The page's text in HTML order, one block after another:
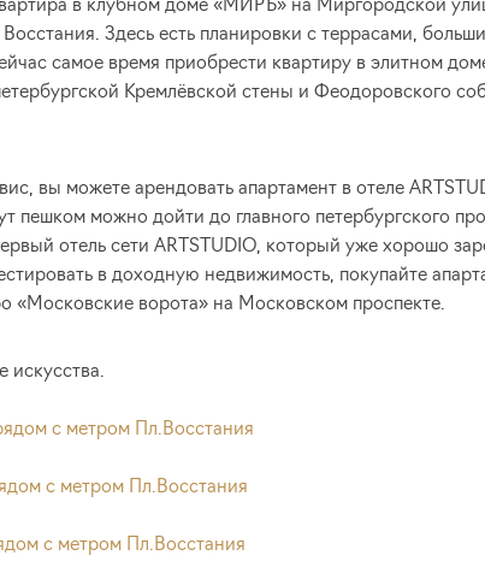
Здесь есть планировки с террасами,
самое время приобрести квартиру в элитном
Кремлёвской стены и Феодоровского
вы можете арендовать апартамент в отеле
пешком можно дойти до главного петербургского
отель сети ARTSTUDIO, который уже хорошо
в доходную недвижимость, покупайте
«Московские ворота» на Московском проспекте.
искусства.
с метром Пл.Восстания
с метром Пл.Восстания
с метром Пл.Восстания